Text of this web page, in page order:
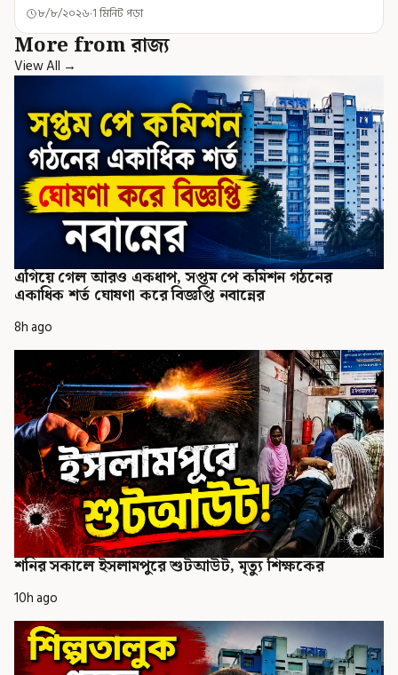
৮/৮/২০২৬ 1 মিনিট পড়া
More from রাজ্য
View All →
এগিয়ে গেল আরও একধাপ, সপ্তম পে কমিশন গঠনের
একাধিক শর্ত ঘোষণা করে বিজ্ঞপ্তি নবান্নের
8h ago
শনির সকালে ইসলামপুরে শুটআউট, মৃত্যু শিক্ষকের
10h ago